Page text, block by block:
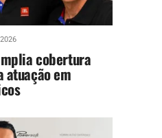
cobertura
em